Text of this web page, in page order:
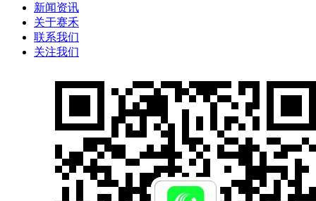
新闻资讯
关于赛禾
联系我们
关注我们